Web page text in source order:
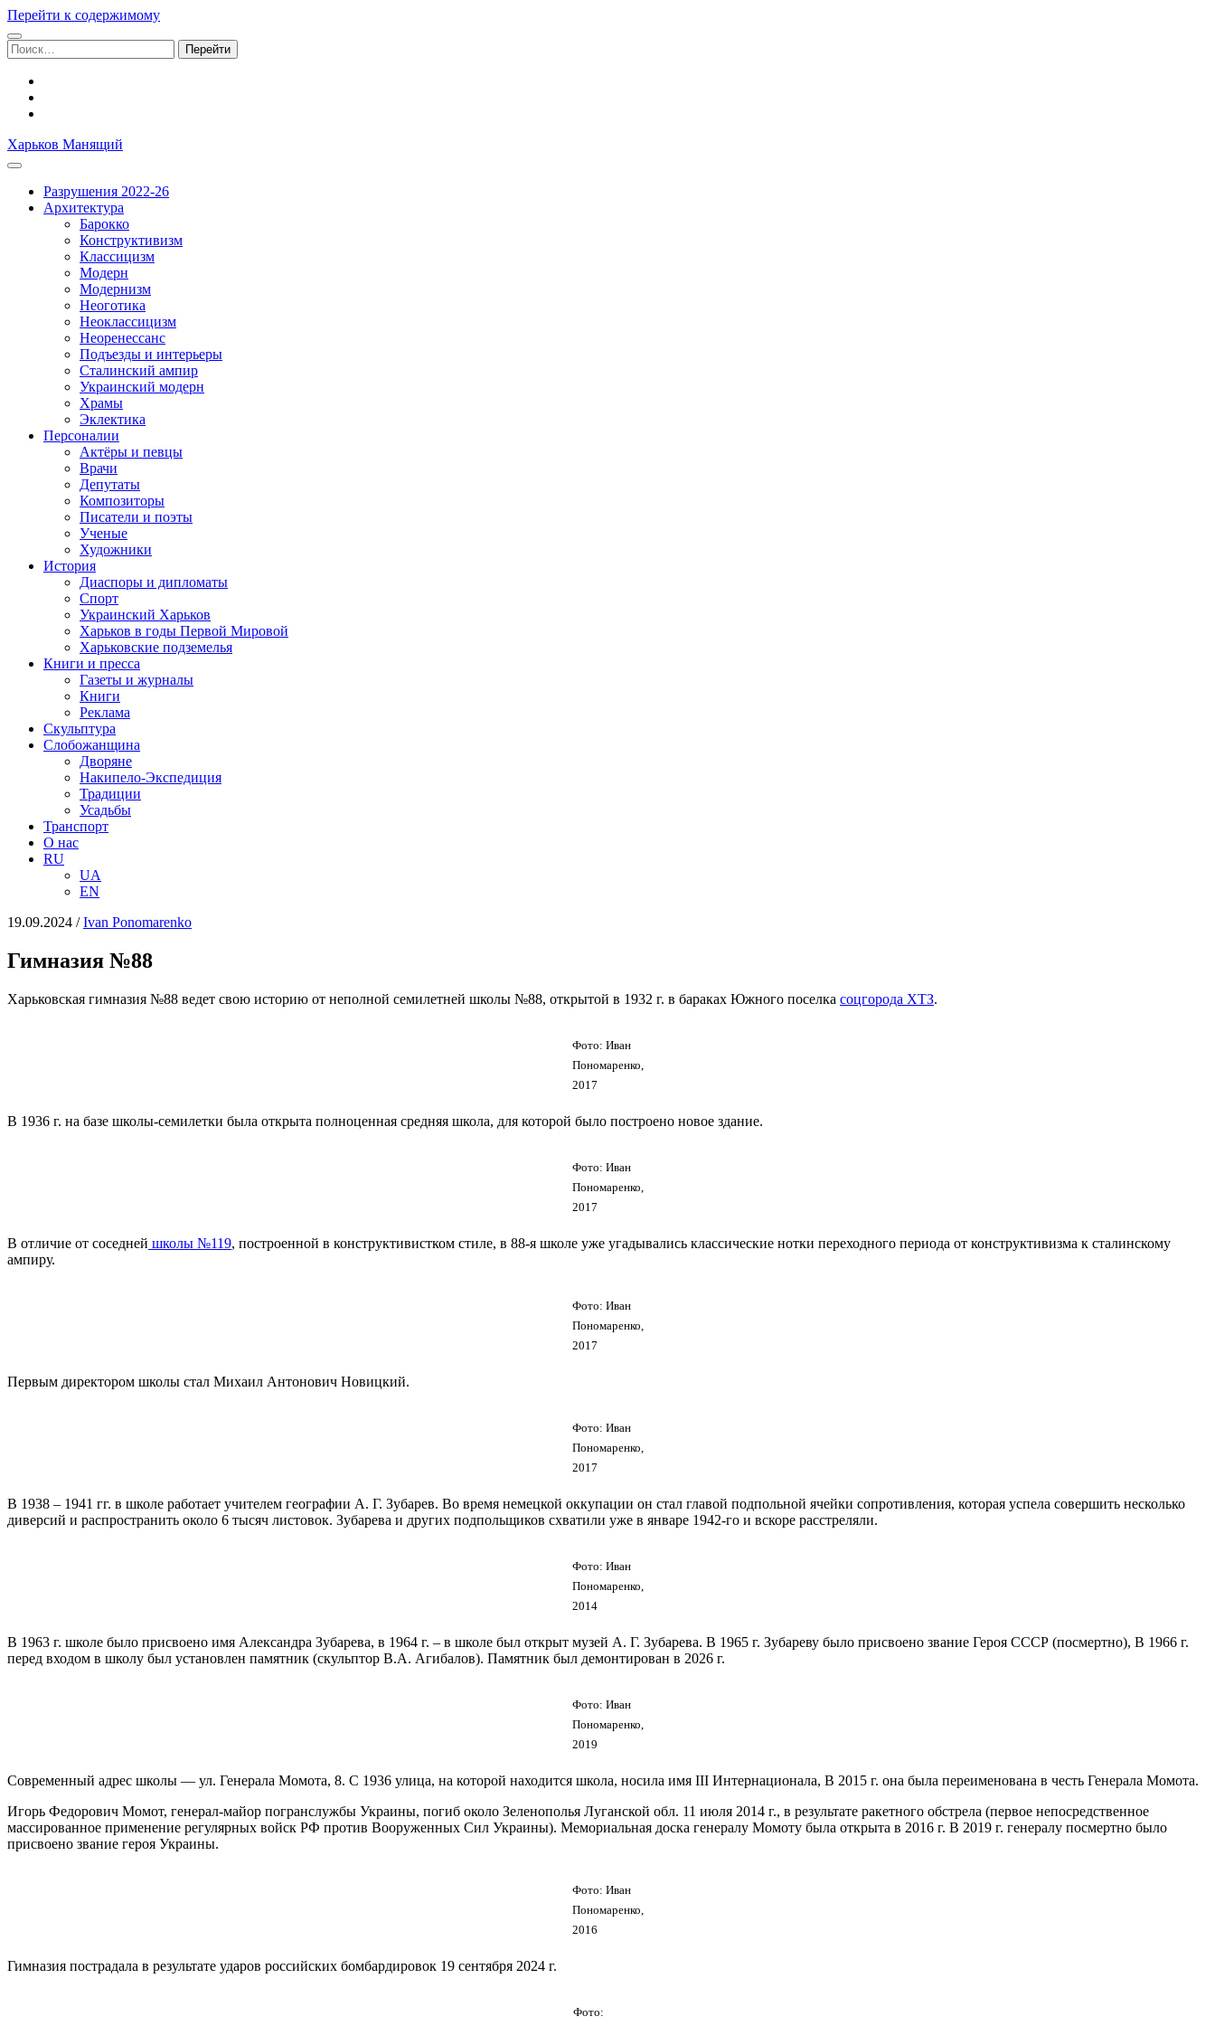
Перейти к содержимому
Поиск:
Харьков Манящий
Разрушения 2022-26
Архитектура
Барокко
Конструктивизм
Классицизм
Модерн
Модернизм
Неоготика
Неоклассицизм
Неоренессанс
Подъезды и интерьеры
Сталинский ампир
Украинский модерн
Храмы
Эклектика
Персоналии
Актёры и певцы
Врачи
Депутаты
Композиторы
Писатели и поэты
Ученые
Художники
История
Диаспоры и дипломаты
Спорт
Украинский Харьков
Харьков в годы Первой Мировой
Харьковские подземелья
Книги и пресса
Газеты и журналы
Книги
Реклама
Скульптура
Слобожанщина
Дворяне
Накипело-Экспедиция
Традиции
Усадьбы
Транспорт
О нас
RU
UA
EN
19.09.2024 /Іvan Ponomarenko
Гимназия №88
Харьковская гимназия №88 ведет свою историю от неполной семилетней школы №88, открытой в 1932 г. в бараках Южного поселка соцгорода ХТЗ.
Фото: Иван
Пономаренко,
2017
В 1936 г. на базе школы-семилетки была открыта полноценная средняя школа, для которой было построено новое здание.
Фото: Иван
Пономаренко,
2017
В отличие от соседней школы №119, построенной в конструктивистком стиле, в 88-я школе уже угадывались классические нотки переходного периода от конструктивизма к сталинскому
ампиру.
Фото: Иван
Пономаренко,
2017
Первым директором школы стал Михаил Антонович Новицкий.
Фото: Иван
Пономаренко,
2017
В 1938 – 1941 гг. в школе работает учителем географии А. Г. Зубарев. Во время немецкой оккупации он стал главой подпольной ячейки сопротивления, которая успела совершить несколько
диверсий и распространить около 6 тысяч листовок. Зубарева и других подпольщиков схватили уже в январе 1942-го и вскоре расстреляли.
Фото: Иван
Пономаренко,
2014
В 1963 г. школе было присвоено имя Александра Зубарева, в 1964 г. – в школе был открыт музей А. Г. Зубарева. В 1965 г. Зубареву было присвоено звание Героя СССР (посмертно), В 1966 г.
перед входом в школу был установлен памятник (скульптор В.А. Агибалов). Памятник был демонтирован в 2026 г.
Фото: Иван
Пономаренко,
2019
Современный адрес школы — ул. Генерала Момота, 8. С 1936 улица, на которой находится школа, носила имя III Интернационала, В 2015 г. она была переименована в честь Генерала Момота.
Игорь Федорович Момот, генерал-майор погранслужбы Украины, погиб около Зеленополья Луганской обл. 11 июля 2014 г., в результате ракетного обстрела (первое непосредственное
массированное применение регулярных войск РФ против Вооруженных Сил Украины). Мемориальная доска генералу Момоту была открыта в 2016 г. В 2019 г. генералу посмертно было
присвоено звание героя Украины.
Фото: Иван
Пономаренко,
2016
Гимназия пострадала в результате ударов российских бомбардировок 19 сентября 2024 г.
Фото: